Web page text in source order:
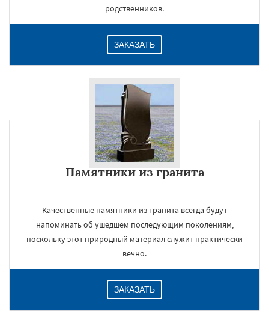
родственников.
ЗАКАЗАТЬ
Памятники из гранита
Качественные памятники из гранита всегда будут
напоминать об ушедшем последующим поколениям,
поскольку этот природный материал служит практически
вечно.
ЗАКАЗАТЬ